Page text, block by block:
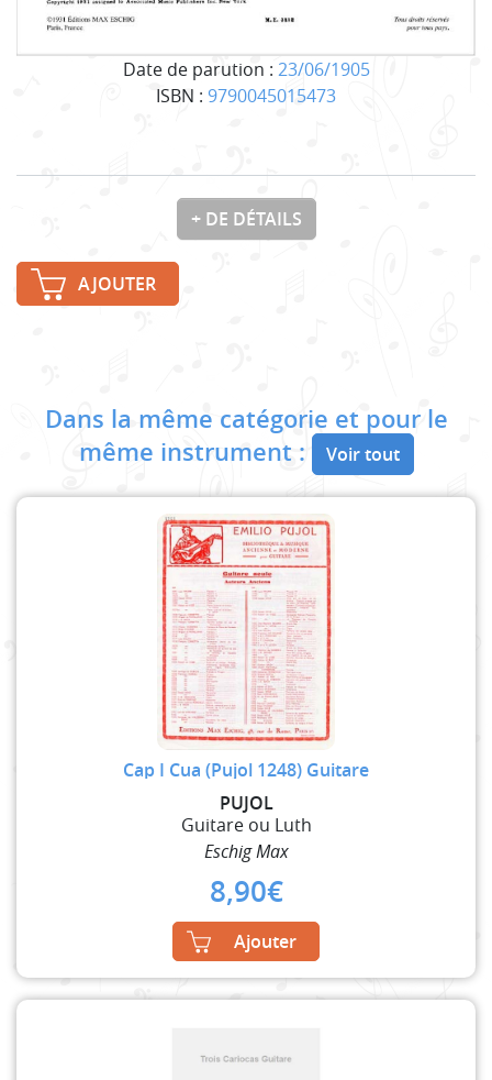
Date de parution : 23/06/1905
ISBN : 9790045015473
+ DE DÉTAILS
AJOUTER
Dans la même catégorie et pour le
même instrument :
Voir tout
Cap I Cua (Pujol 1248) Guitare
PUJOL
Guitare ou Luth
Eschig Max
8,90€
Ajouter